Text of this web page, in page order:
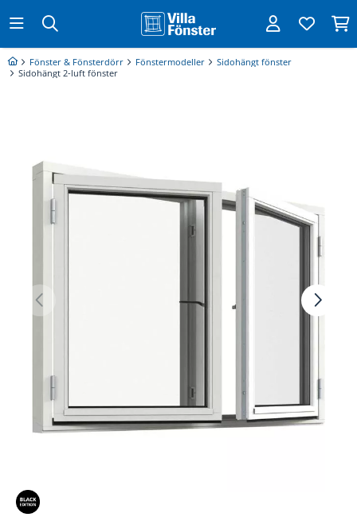
Fönster & Fönsterdörr Fönstermodeller
Sidohängt fönster
Sidohängt 2-luft fönster